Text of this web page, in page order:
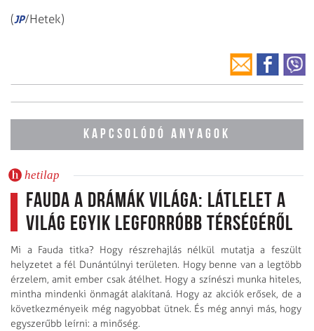
(JP/Hetek)
KAPCSOLÓDÓ ANYAGOK
hetilap
Fauda a drámák világa: Látlelet a
világ egyik legforróbb térségéről
Mi a Fauda titka? Hogy részrehajlás nélkül mutatja a feszült
helyzetet a fél Dunántúlnyi területen. Hogy benne van a legtöbb
érzelem, amit ember csak átélhet. Hogy a színészi munka hiteles,
mintha mindenki önmagát alakítaná. Hogy az akciók erősek, de a
következményeik még nagyobbat ütnek. És még annyi más, hogy
egyszerűbb leírni: a minőség.